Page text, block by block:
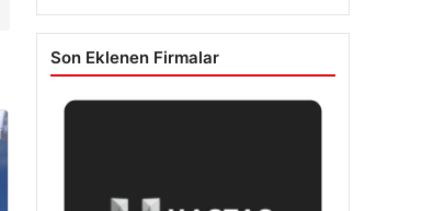
Son Eklenen Firmalar